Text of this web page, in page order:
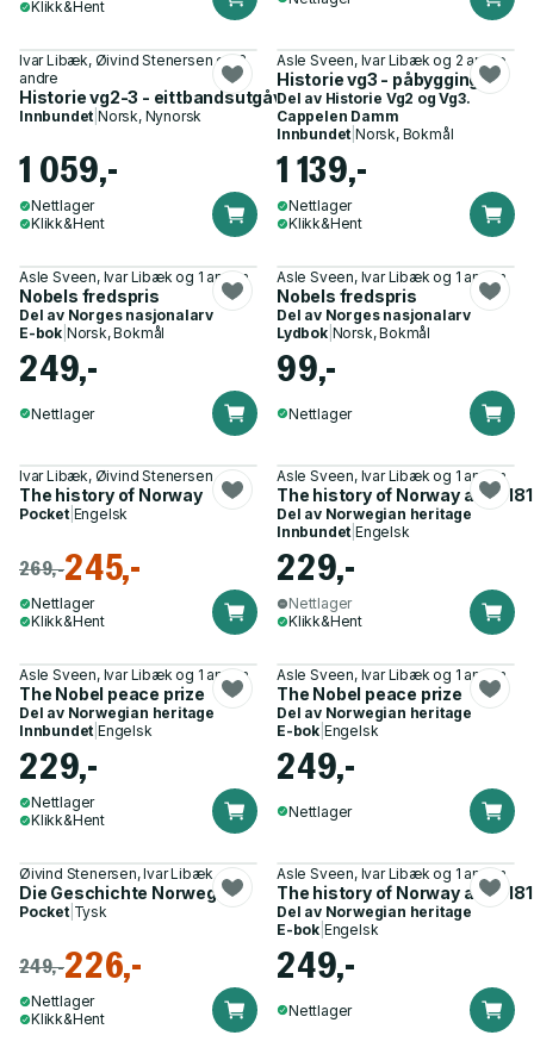
Klikk&Hent
Ivar Libæk, Øivind Stenersen og 2
andre
Historie vg2-3 - eittbandsutgåva
Innbundet |Norsk, Nynorsk
1 059,-
Nettlager
Klikk&Hent
Asle Sveen, Ivar Libæk og 2 andre
Historie vg3 - påbygging
Del av Historie Vg2 og Vg3.
Cappelen Damm
Innbundet |Norsk, Bokmål
1 139,-
Nettlager
Klikk&Hent
Asle Sveen, Ivar Libæk og 1 annen
Nobels fredspris
Del av Norges nasjonalarv
E-bok Norsk, Bokmål
249,-
Nettlager
Asle Sveen, Ivar Libæk og 1 annen
Nobels fredspris
Del av Norges nasjonalarv
Lydbok| Norsk, Bokmål
99,-
Nettlager
Ivar Libæk, Øivind Stenersen
The history of Norway
Pocket| Engelsk
269,-245,-
Nettlager
Klikk&Hent
Asle Sveen, Ivar Libæk og 1 annen
The history of Norway after
Del av Norwegian heritage
Innbundet |Engelsk
229,-
Nettlager
Klikk&Hent
Asle Sveen, Ivar Libæk og 1 annen
The Nobel peace prize
Del av Norwegian heritage
Innbundet |Engelsk
229,-
Nettlager
Klikk&Hent
Asle Sveen, Ivar Libæk og 1 annen
The Nobel peace prize
Del av Norwegian heritage
E-bok Engelsk
249,-
Nettlager
Øivind Stenersen, Ivar Libæk
Die Geschichte Norwegens
Pocket| Tysk
249,-226,-
Nettlager
Klikk&Hent
Asle Sveen, Ivar Libæk og 1 annen
The history of Norway after
Del av Norwegian heritage
E-bok Engelsk
249,-
Nettlager